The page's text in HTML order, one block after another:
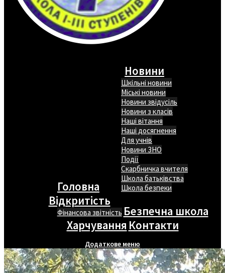
Головна
Новини
Шкільні новини
Міські новини
Новини звідусіль
Новини з класів
Наші вітання
Наші досягнення
Для учнів
Новини ЗНО
Події
Скарбничка вчителя
Школа батьківства
Школа безпеки
Відкритість
Фінансова звітність Безпечна школа
Харчування Контакти
Додаткове меню